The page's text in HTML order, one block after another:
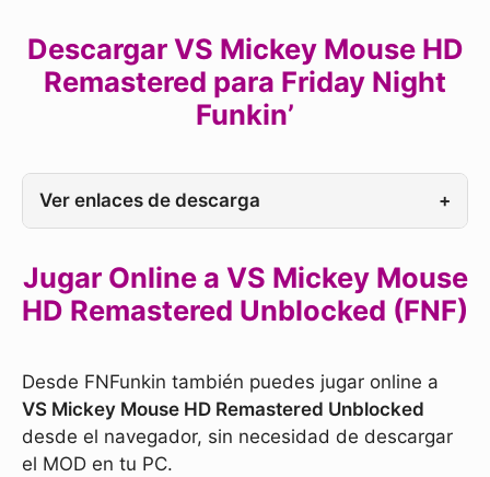
Descargar VS Mickey Mouse HD
Remastered para Friday Night
Funkin’
Ver enlaces de descarga +
Jugar Online a VS Mickey Mouse
HD Remastered Unblocked (FNF)
Desde FNFunkin también puedes jugar online a
VS Mickey Mouse HD Remastered Unblocked
desde el navegador, sin necesidad de descargar
el MOD en tu PC.